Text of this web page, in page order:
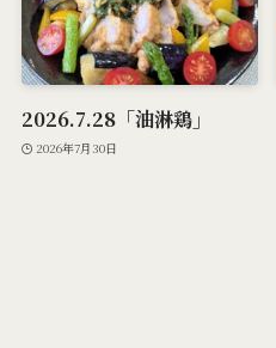
2026.7.28「油淋鶏」
2026年7月30日